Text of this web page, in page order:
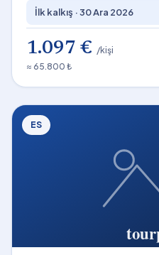
İlk kalkış ·30 Ara 2026
1.097 € /kişi
≈ 65.800 ₺
ES